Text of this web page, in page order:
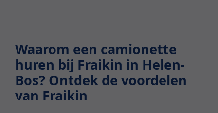
Waarom een camionette
huren bij Fraikin in Helen-
Bos? Ontdek de voordelen
van Fraikin